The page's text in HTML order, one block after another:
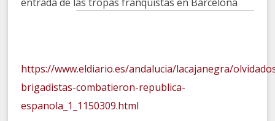
https://www.eldiario.es/andalucia/lacajanegra/
brigadistas-combatieron-republica-
espanola_1_1150309.html